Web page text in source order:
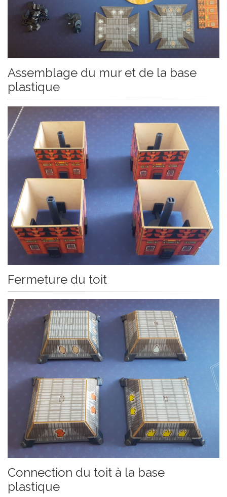
Assemblage du mur et de la base
plastique
Fermeture du toit
Connection du toit à la base
plastique